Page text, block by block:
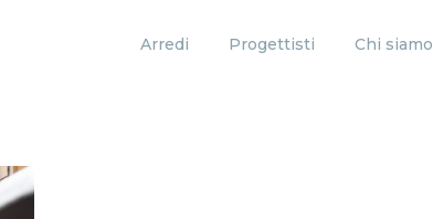
Arredi Progettisti Chi siamo